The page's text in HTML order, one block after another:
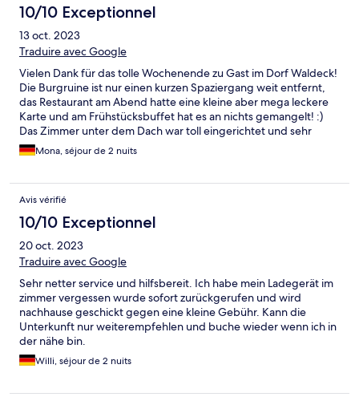
10/10 Exceptionnel
13 oct. 2023
Traduire avec Google
Vielen Dank für das tolle Wochenende zu Gast im Dorf Waldeck!
Die Burgruine ist nur einen kurzen Spaziergang weit entfernt,
das Restaurant am Abend hatte eine kleine aber mega leckere
Karte und am Frühstücksbuffet hat es an nichts gemangelt! :)
Das Zimmer unter dem Dach war toll eingerichtet und sehr
sauber. Vielen Dank liebes Hollerhöfeteam!
Mona, séjour de 2 nuits
Avis vérifié
10/10 Exceptionnel
20 oct. 2023
Traduire avec Google
Sehr netter service und hilfsbereit. Ich habe mein Ladegerät im
zimmer vergessen wurde sofort zurückgerufen und wird
nachhause geschickt gegen eine kleine Gebühr. Kann die
Unterkunft nur weiterempfehlen und buche wieder wenn ich in
der nähe bin.
Willi, séjour de 2 nuits